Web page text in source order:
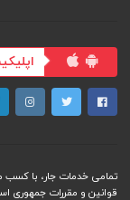
تمامی خدمات جار، با کسب
قوانين و مقررات جمهوری